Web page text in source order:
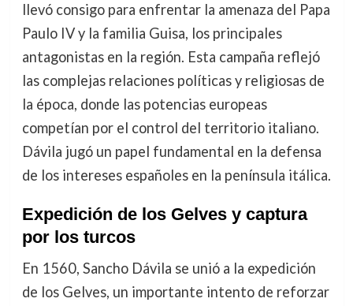
llevó consigo para enfrentar la amenaza del Papa
Paulo IV y la familia Guisa, los principales
antagonistas en la región. Esta campaña reflejó
las complejas relaciones políticas y religiosas de
la época, donde las potencias europeas
competían por el control del territorio italiano.
Dávila jugó un papel fundamental en la defensa
de los intereses españoles en la península itálica.
Expedición de los Gelves y captura
por los turcos
En 1560, Sancho Dávila se unió a la expedición
de los Gelves, un importante intento de reforzar